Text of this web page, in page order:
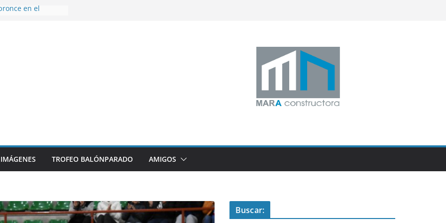
en el
la plantilla y
de
sumando
IMÁGENES TROFEO BALÓNPARADO AMIGOS
Buscar: